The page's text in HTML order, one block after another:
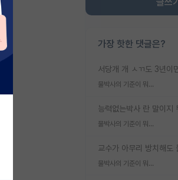
가장 핫한 댓글은?
물박사의 기준이 뭐임?
물박사의 기준이 뭐임?
물박사의 기준이 뭐임?